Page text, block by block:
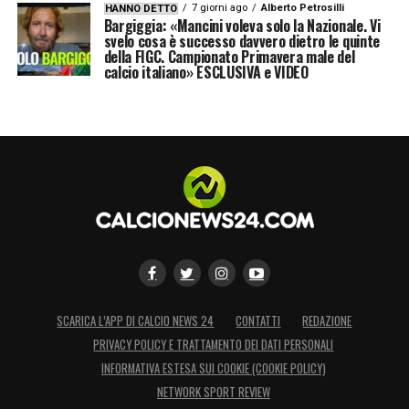
HANNO DETTO 7 giorni ago Alberto Petrosilli
Bargiggia: «Mancini voleva solo la Nazionale. Vi
svelo cosa è successo davvero dietro le quinte
della FIGC. Campionato Primavera male del
calcio italiano» ESCLUSIVA e VIDEO
SCARICA L’APP DI CALCIO NEWS 24 CONTATTI
REDAZIONE
PRIVACY POLICY E TRATTAMENTO DEI DATI PERSONALI
INFORMATIVA ESTESA SUI COOKIE (COOKIE POLICY)
NETWORK SPORT REVIEW